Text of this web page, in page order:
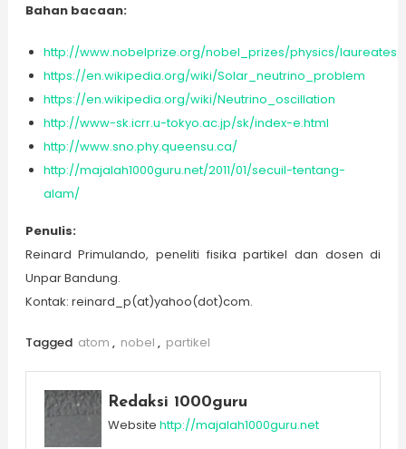
Bahan bacaan:
http://www.nobelprize.org/nobel_prizes/physics/laureates/
https://en.wikipedia.org/wiki/Solar_neutrino_problem
https://en.wikipedia.org/wiki/Neutrino_oscillation
http://www-sk.icrr.u-tokyo.ac.jp/sk/index-e.html
http://www.sno.phy.queensu.ca/
http://majalah1000guru.net/2011/01/secuil-tentang-
alam/
Penulis:
Reinard Primulando, peneliti fisika partikel dan dosen di
Unpar Bandung.
Kontak: reinard_p(at)yahoo(dot)com.
Tagged atom , nobel , partikel
Redaksi 1000guru
Website http://majalah1000guru.net